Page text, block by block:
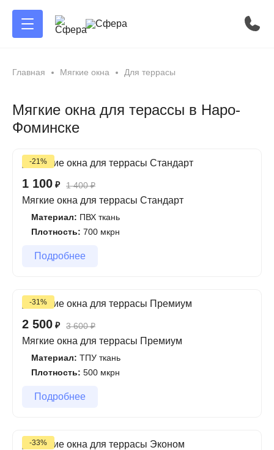
Главная Мягкие окна Для террасы
Мягкие окна для терассы в Наро-
Фоминске
-21%
1 100 ₽ 1 400₽
Мягкие окна для террасы Стандарт
Материал: ПВХ ткань
Плотность: 700 мкрн
Подробнее
-31%
2 500 ₽ 3 600₽
Мягкие окна для террасы Премиум
Материал: ТПУ ткань
Плотность: 500 мкрн
Подробнее
-33%